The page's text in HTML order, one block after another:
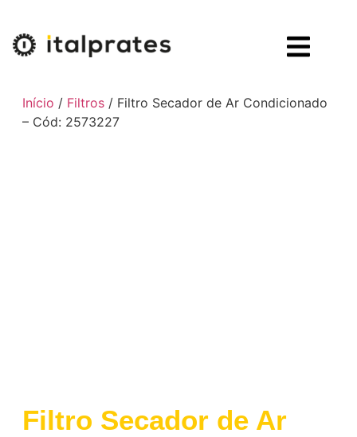
Início / Filtros/ Filtro Secador de Ar Condicionado
– Cód: 2573227
Filtro Secador de Ar